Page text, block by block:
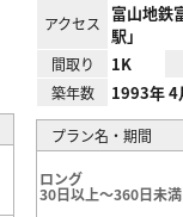
アクセス
富山地鉄
駅」
間取り 1K
築年数 1993年 4
プラン名・期間
ロング
30日以上～360日未満